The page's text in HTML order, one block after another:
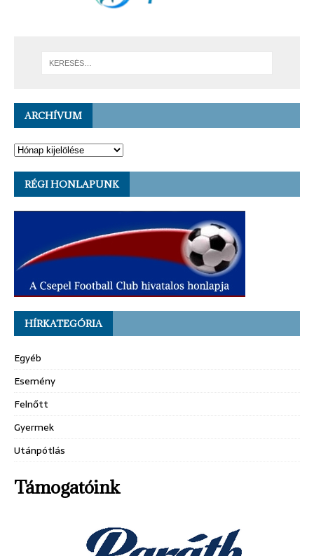
ARCHÍVUM
RÉGI HONLAPUNK
HÍRKATEGÓRIA
Egyéb
Esemény
Felnőtt
Gyermek
Utánpótlás
Támogatóink